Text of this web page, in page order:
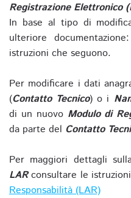
Registrazione Elettronico
In base al tipo di
ulteriore
istruzioni che seguono.
Per modificare i dati
(Contatto Tecnico) o i
di un nuovo Modulo di
da parte del Contatto
Per maggiori dettagli
LARconsultare le
Responsabilità (LAR)